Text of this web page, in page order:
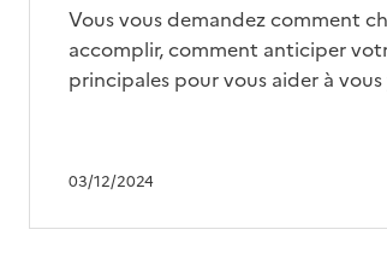
03/12/2024
Vous vous demandez comment
accomplir, comment anticiper
principales pour vous aider à vous